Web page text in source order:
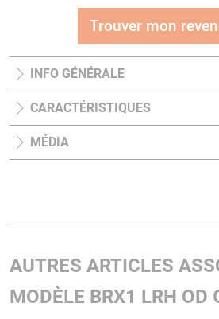
Trouver mon
INFO GÉNÉRALE
CARACTÉRISTIQUES
MÉDIA
AUTRES ARTICLES
MODÈLE BRX1 LRH OD